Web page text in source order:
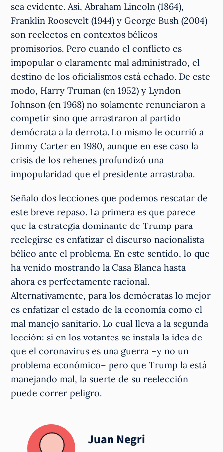
sea evidente. Así, Abraham Lincoln (1864),
Franklin Roosevelt (1944) y George Bush (2004)
son reelectos en contextos bélicos
promisorios. Pero cuando el conflicto es
impopular o claramente mal administrado, el
destino de los oficialismos está echado. De este
modo, Harry Truman (en 1952) y Lyndon
Johnson (en 1968) no solamente renunciaron a
competir sino que arrastraron al partido
demócrata a la derrota. Lo mismo le ocurrió a
Jimmy Carter en 1980, aunque en ese caso la
crisis de los rehenes profundizó una
impopularidad que el presidente arrastraba.
Señalo dos lecciones que podemos rescatar de
este breve repaso. La primera es que parece
que la estrategia dominante de Trump para
reelegirse es enfatizar el discurso nacionalista
bélico ante el problema. En este sentido, lo que
ha venido mostrando la Casa Blanca hasta
ahora es perfectamente racional.
Alternativamente, para los demócratas lo mejor
es enfatizar el estado de la economía como el
mal manejo sanitario. Lo cual lleva a la segunda
lección: si en los votantes se instala la idea de
que el coronavirus es una guerra –y no un
problema económico– pero que Trump la está
manejando mal, la suerte de su reelección
puede correr peligro.
Juan Negri